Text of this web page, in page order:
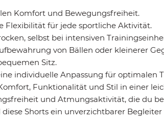
Komfort und Bewegungsfreiheit.
Flexibilität für jede sportliche Aktivität.
selbst bei intensiven
von Bällen oder kleinerer
Sitz.
individuelle Anpassung für optimalen
Funktionalität und Stil in einer
und Atmungsaktivität, die du
Shorts ein unverzichtbarer